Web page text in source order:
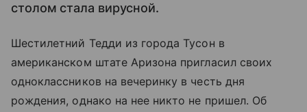
столом стала вирусной.
Шестилетний Тедди из города Тусон в
американском штате Аризона пригласил своих
одноклассников на вечеринку в честь дня
рождения, однако на нее никто не пришел. Об